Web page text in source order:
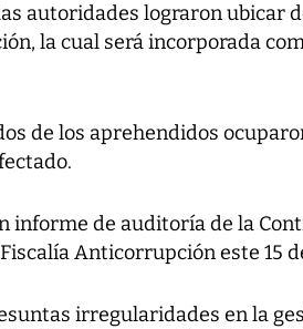
autoridades lograron ubicar
la cual será incorporada
de los aprehendidos
informe de auditoría de la
Anticorrupción este 15
irregularidades en la